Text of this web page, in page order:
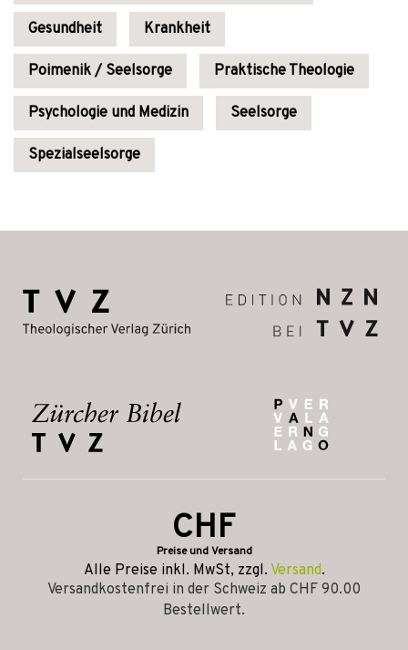
Gesundheit Krankheit
Poimenik / Seelsorge Praktische Theologie
Psychologie und Medizin Seelsorge
Spezialseelsorge
CHF
Preise und Versand
Alle Preise inkl. MwSt, zzgl. Versand.
Versandkostenfrei in der Schweiz ab CHF 90.00
Bestellwert.